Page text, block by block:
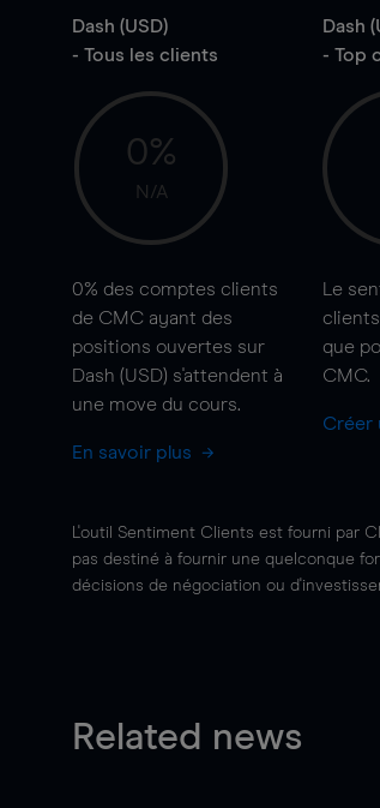
Dash (USD)
- Tous les clients
0%
N/A
0% des comptes clients
de CMC ayant des
positions ouvertes sur
Dash (USD) s'attendent à
une move du cours.
En savoir plus
Dash
- Top
Le
que
CMC.
Créer
L'outil Sentiment Clients est fourni par
pas destiné à fournir une quelconque
décisions de négociation ou
Related news